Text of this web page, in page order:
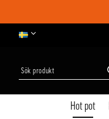
Hot pot